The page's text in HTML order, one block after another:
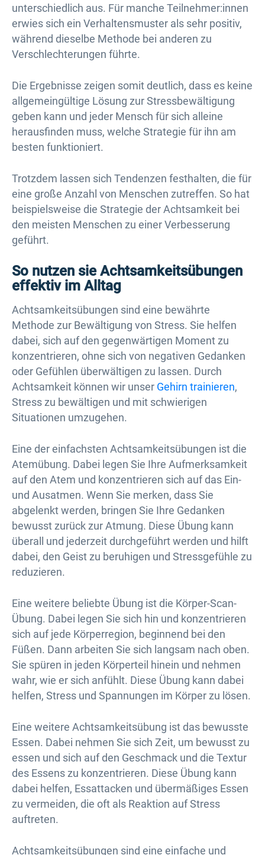
unterschiedlich aus. Für manche Teilnehmer:innen
erwies sich ein Verhaltensmuster als sehr positiv,
während dieselbe Methode bei anderen zu
Verschlechterungen führte.
Die Ergebnisse zeigen somit deutlich, dass es keine
allgemeingültige Lösung zur Stressbewältigung
geben kann und jeder Mensch für sich alleine
herausfinden muss, welche Strategie für ihn am
besten funktioniert.
Trotzdem lassen sich Tendenzen festhalten, die für
eine große Anzahl von Menschen zutreffen. So hat
beispielsweise die Strategie der Achtsamkeit bei
den meisten Menschen zu einer Verbesserung
geführt.
So nutzen sie Achtsamkeitsübungen
effektiv im Alltag
Achtsamkeitsübungen sind eine bewährte
Methode zur Bewältigung von Stress. Sie helfen
dabei, sich auf den gegenwärtigen Moment zu
konzentrieren, ohne sich von negativen Gedanken
oder Gefühlen überwältigen zu lassen. Durch
Achtsamkeit können wir unser Gehirn trainieren,
Stress zu bewältigen und mit schwierigen
Situationen umzugehen.
Eine der einfachsten Achtsamkeitsübungen ist die
Atemübung. Dabei legen Sie Ihre Aufmerksamkeit
auf den Atem und konzentrieren sich auf das Ein-
und Ausatmen. Wenn Sie merken, dass Sie
abgelenkt werden, bringen Sie Ihre Gedanken
bewusst zurück zur Atmung. Diese Übung kann
überall und jederzeit durchgeführt werden und hilft
dabei, den Geist zu beruhigen und Stressgefühle zu
reduzieren.
Eine weitere beliebte Übung ist die Körper-Scan-
Übung. Dabei legen Sie sich hin und konzentrieren
sich auf jede Körperregion, beginnend bei den
Füßen. Dann arbeiten Sie sich langsam nach oben.
Sie spüren in jeden Körperteil hinein und nehmen
wahr, wie er sich anfühlt. Diese Übung kann dabei
helfen, Stress und Spannungen im Körper zu lösen.
Eine weitere Achtsamkeitsübung ist das bewusste
Essen. Dabei nehmen Sie sich Zeit, um bewusst zu
essen und sich auf den Geschmack und die Textur
des Essens zu konzentrieren. Diese Übung kann
dabei helfen, Essattacken und übermäßiges Essen
zu vermeiden, die oft als Reaktion auf Stress
auftreten.
Achtsamkeitsübungen sind eine einfache und